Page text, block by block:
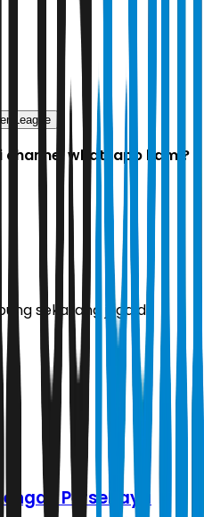
League
channel whatsapp kami?
sekarang juga di
Persebaya